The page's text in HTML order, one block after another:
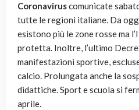
Coronaviruscomunicate
tutte le regioni italiane. Da
esistono più le zone rosse ma
protetta. Inoltre, l’ultimo
manifestazioni sportive,
calcio. Prolungata anche la
didattiche. Sport e scuola si
aprile.